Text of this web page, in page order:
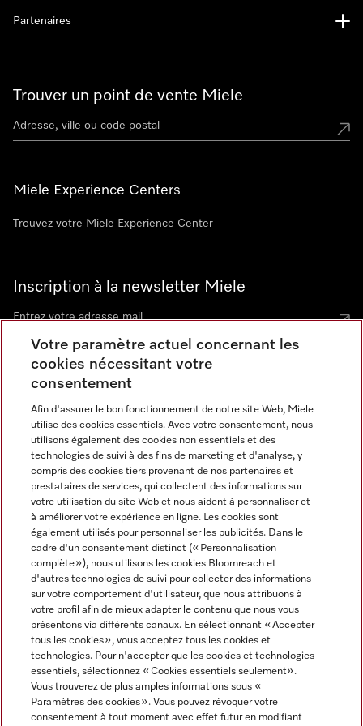
Trouver un point de vente Miele
Miele Experience Centers
Trouvez votre Miele Experience Center
Inscription à la newsletter Miele
Contact contact@miele-support.be
Langue
FRANÇAIS
Partenaires
Informations légales
CGV
Miele sur Facebook
Miele sur Youtube
Miele sur Instagram
Miele sur Pinterest
Votre paramètre actuel concernant les
cookies nécessitant votre
consentement
Afin d'assurer le bon fonctionnement de notre site Web, Miele
utilise des cookies essentiels. Avec votre consentement, nous
utilisons également des cookies non essentiels et des
technologies de suivi à des fins de marketing et d'analyse, y
compris des cookies tiers provenant de nos partenaires et
prestataires de services, qui collectent des informations sur
votre utilisation du site Web et nous aident à personnaliser et
à améliorer votre expérience en ligne. Les cookies sont
également utilisés pour personnaliser les publicités. Dans le
cadre d'un consentement distinct (« Personnalisation
complète »), nous utilisons les cookies Bloomreach et
d'autres technologies de suivi pour collecter des informations
sur votre comportement d'utilisateur, que nous attribuons à
votre profil afin de mieux adapter le contenu que nous vous
présentons via différents canaux. En sélectionnant « Accepter
tous les cookies », vous acceptez tous les cookies et
technologies. Pour n'accepter que les cookies et technologies
essentiels, sélectionnez « Cookies essentiels seulement».
Vous trouverez de plus amples informations sous «
Paramètres des cookies ». Vous pouvez révoquer votre
consentement à tout moment avec effet futur en modifiant